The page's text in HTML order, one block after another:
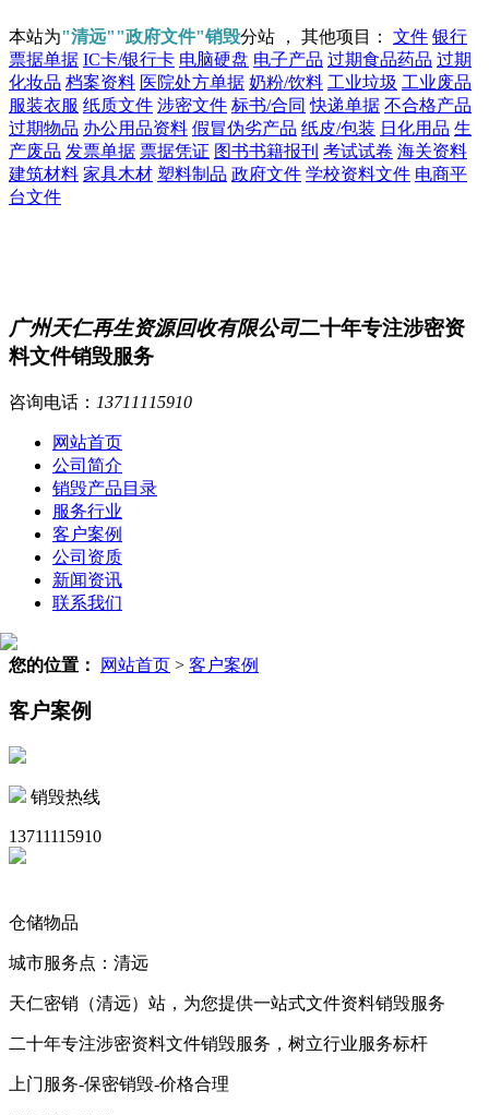
本站为"清远""政府文件"销毁分站 ， 其他项目： 文件 银行
票据单据 IC卡/银行卡 电脑硬盘 电子产品 过期食品药品 过期
化妆品 档案资料 医院处方单据 奶粉/饮料 工业垃圾 工业废品
服装衣服 纸质文件 涉密文件 标书/合同 快递单据 不合格产品
过期物品 办公用品资料 假冒伪劣产品 纸皮/包装 日化用品 生
产废品 发票单据 票据凭证 图书书籍报刊 考试试卷 海关资料
建筑材料 家具木材 塑料制品 政府文件 学校资料文件 电商平
台文件
广州天仁再生资源回收有限公司二十年专注涉密资
料文件销毁服务
咨询电话： 13711115910
网站首页
公司简介
销毁产品目录
服务行业
客户案例
公司资质
新闻资讯
联系我们
您的位置： 网站首页 > 客户案例
客户案例
销毁热线
13711115910
仓储物品
城市服务点：清远
天仁密销（清远）站，为您提供一站式文件资料销毁服务
二十年专注涉密资料文件销毁服务，树立行业服务标杆
上门服务-保密销毁-价格合理